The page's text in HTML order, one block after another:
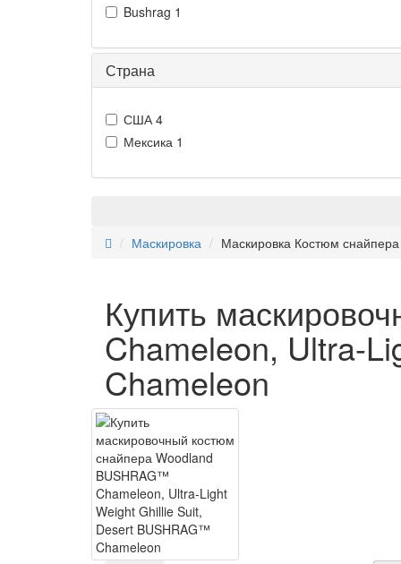
Bushrag 1
Страна
США 4
Мексика 1
Маскировка
Маскировка Костюм снайпера
Купить
Chameleon, Ultra-
Chameleon